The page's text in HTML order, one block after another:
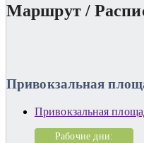
Маршрут /
Привокзальная
Привокзальная
Рабочие дни: